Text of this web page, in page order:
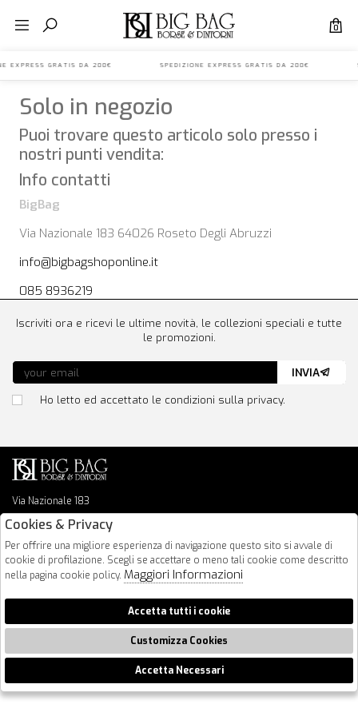
0
EXPRESS GRATIS DA 200€ SPEDIZIONE EXPRESS GRATIS DA 200€
Solo in negozio
Puoi trovare questo articolo solo presso i
nostri punti vendita:
Info contatti
BigBag
Via Nazionale 183 64026 Roseto Degli Abruzzi
info@bigbagshoponline.it
085 8936219
Via Nazionale 183
64026 Roseto Degli Abruzzi
info@bigbagshoponline.it
follow us
Iscriviti ora e ricevi le ultime novità, le collezioni speciali e tutte
le promozioni.
Ho letto ed accettato le condizioni sulla privacy.
INVIA
2026 BigBag - P.iva : 00916940679 Powered by
🍪
Cookies & Privacy
Per offrire una migliore esperienza di navigazione questo sito si avvale di
cookie di profilazione. Scegli se accettare o meno tali cookie come descritto
nella pagina cookie policy. Maggiori Informazioni
Accetta tutti i cookie
Customizza Cookies
Accetta Necessari